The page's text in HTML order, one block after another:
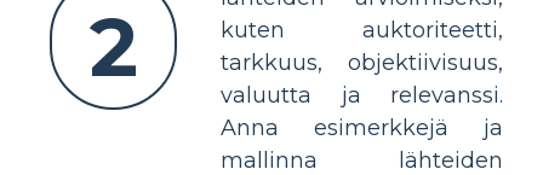
2
kuten auktoriteetti,
tarkkuus, objektiivisuus,
valuutta ja relevanssi.
Anna esimerkkejä ja
mallinna lähteiden